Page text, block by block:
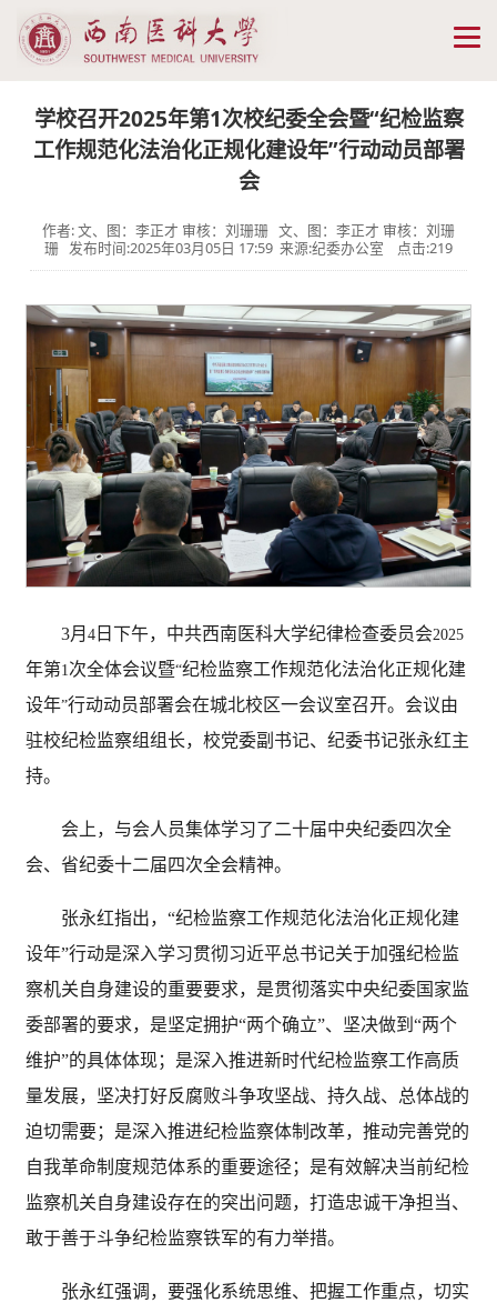
学校召开2025年第1次校纪委全会暨“纪检监察
工作规范化法治化正规化建设年”行动动员部署
会
作者: 文、图：李正才 审核：刘珊珊 文、图：李正才 审核：刘珊
珊 发布时间:2025年03月05日 17:59 来源:纪委办公室 点击:219
3月4 日下午，中共西南医科大学纪律检查委员会2025
年第1 次全体会议暨“纪检监察工作规范化法治化正规化建
设年”行动动员部署会在城北校区一会议室召开。会议由
驻校纪检监察组组长，校党委副书记、纪委书记张永红主
持。
会上，与会人员集体学习了二十届中央纪委四次全
会、省纪委十二届四次全会精神。
张永红指出，“纪检监察工作规范化法治化正规化建
设年”行动是深入学习贯彻习近平总书记关于加强纪检监
察机关自身建设的重要要求，是贯彻落实中央纪委国家监
委部署的要求，是坚定拥护“两个确立”、坚决做到“两个
维护”的具体体现；是深入推进新时代纪检监察工作高质
量发展，坚决打好反腐败斗争攻坚战、持久战、总体战的
迫切需要；是深入推进纪检监察体制改革，推动完善党的
自我革命制度规范体系的重要途径；是有效解决当前纪检
监察机关自身建设存在的突出问题，打造忠诚干净担当、
敢于善于斗争纪检监察铁军的有力举措。
张永红强调，要强化系统思维、把握工作重点，切实